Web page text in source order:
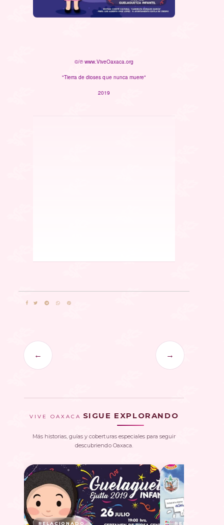
©/℗ www.ViveOaxaca.org
"Tierra de dioses que nunca muere"
2019
← →
VIVE OAXACA SIGUE EXPLORANDO
Más historias, guías y coberturas especiales para seguir
descubriendo Oaxaca.